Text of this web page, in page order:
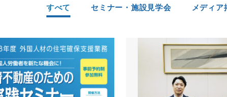
すべて セミナー・施設見学会 メディア